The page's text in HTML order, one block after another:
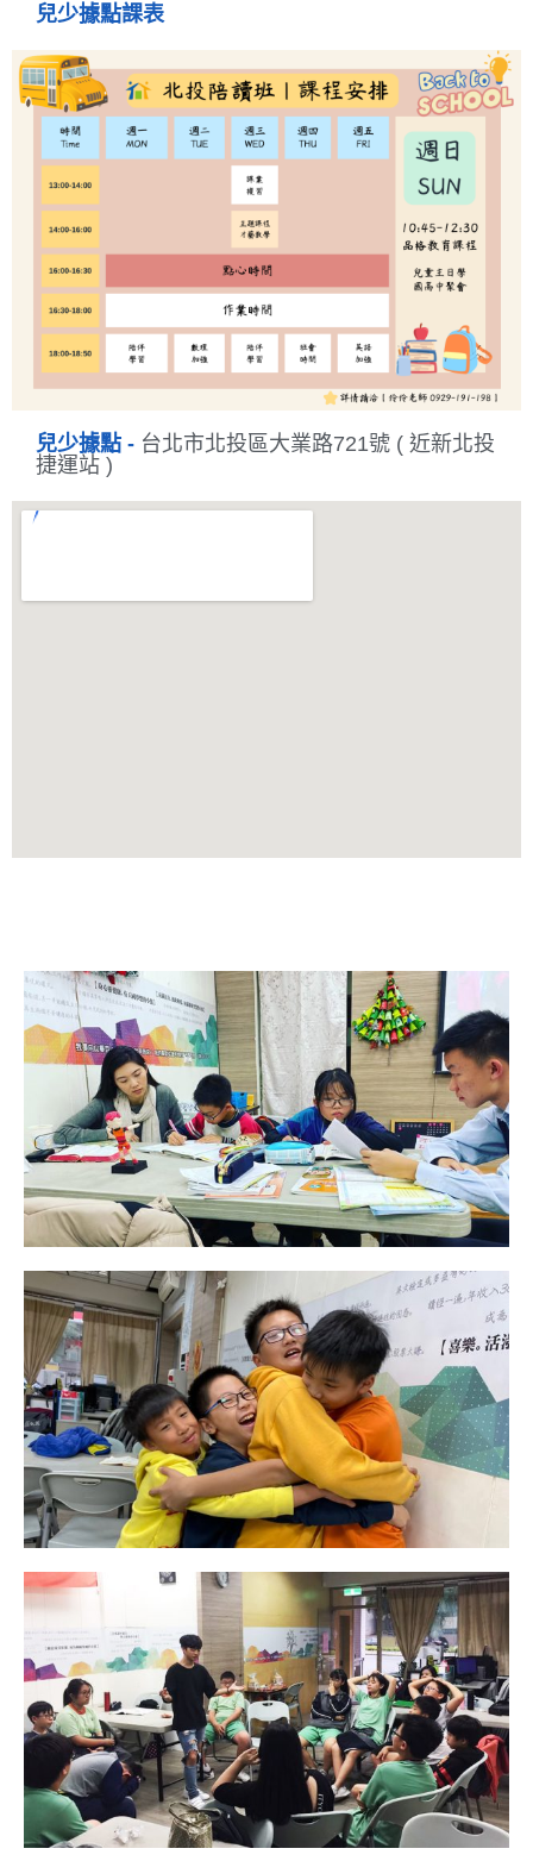
兒少據點課表
兒少據點 - 台北市北投區大業路721號 ( 近新北投
捷運站 )